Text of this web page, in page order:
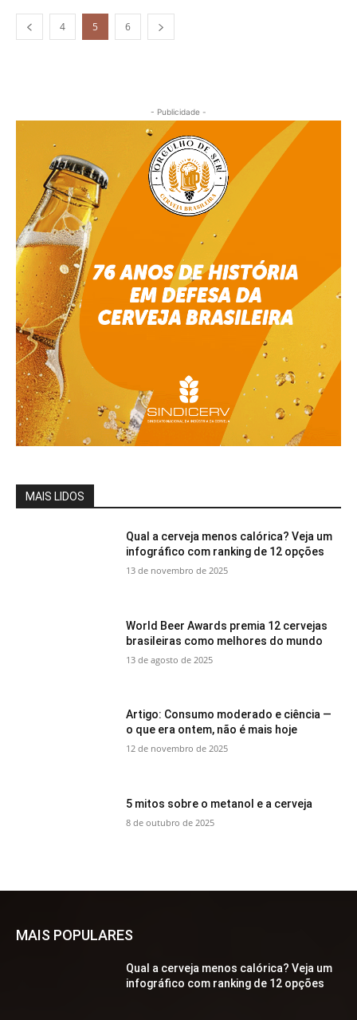
4 5 6
- Publicidade -
MAIS LIDOS
Qual a cerveja menos calórica? Veja um
infográfico com ranking de 12 opções
13 de novembro de 2025
World Beer Awards premia 12 cervejas
brasileiras como melhores do mundo
13 de agosto de 2025
Artigo: Consumo moderado e ciência —
o que era ontem, não é mais hoje
12 de novembro de 2025
5 mitos sobre o metanol e a cerveja
8 de outubro de 2025
MAIS POPULARES
Qual a cerveja menos calórica? Veja um
infográfico com ranking de 12 opções